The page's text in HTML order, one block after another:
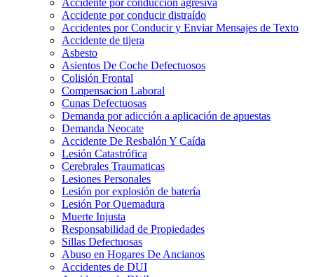
Accidente por conducción agresiva
Accidente por conducir distraído
Accidentes por Conducir y Enviar Mensajes de Texto
Accidente de tijera
Asbesto
Asientos De Coche Defectuosos
Colisión Frontal
Compensacion Laboral
Cunas Defectuosas
Demanda por adicción a aplicación de apuestas
Demanda Neocate
Accidente De Resbalón Y Caída
Lesión Catastrófica
Cerebrales Traumaticas
Lesiones Personales
Lesión por explosión de batería
Lesión Por Quemadura
Muerte Injusta
Responsabilidad de Propiedades
Sillas Defectuosas
Abuso en Hogares De Ancianos
Accidentes de DUI